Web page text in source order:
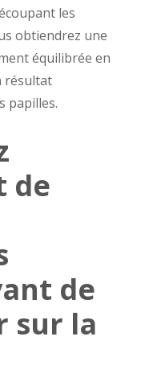
les
obtiendrez une
équilibrée en
résultat
papilles.
de
de
sur la